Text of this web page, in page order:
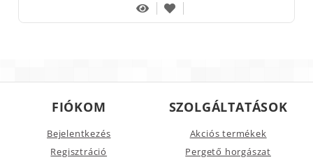
FIÓKOM
Bejelentkezés
Regisztráció
SZOLGÁLTATÁSOK
Akciós termékek
Pergető horgászat